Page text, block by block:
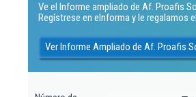
Ve el Informe ampliado de Af. Proafis
Regístrese en eInforma y le regalamos
Ver Informe Ampliado de Af. Proafis